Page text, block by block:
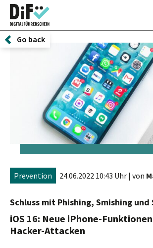
Go back
Prevention 24.06.2022 10:43 Uhr | von
Schluss mit Phishing, Smishing und
iOS 16: Neue iPhone-
Hacker-Attacken